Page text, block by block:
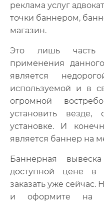
реклама услуг
точки баннером,
магазин.
Это лишь часть
применения
является
используемой и в
огромной
установить
установке. И
является баннер на
Баннерная
доступной цене в
заказать уже сейчас.
и оформите на